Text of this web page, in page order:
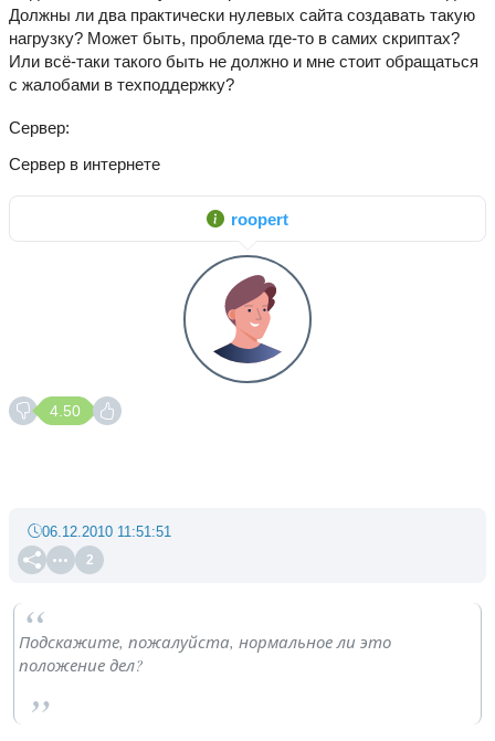
Должны ли два практически нулевых сайта создавать такую
нагрузку? Может быть, проблема где-то в самих скриптах?
Или всё-таки такого быть не должно и мне стоит обращаться
с жалобами в техподдержку?
Сервер
Сервер в интернете
roopert
4.50
2
06.12.2010 11:51:51
Подскажите, пожалуйста, нормальное ли это
положение дел?